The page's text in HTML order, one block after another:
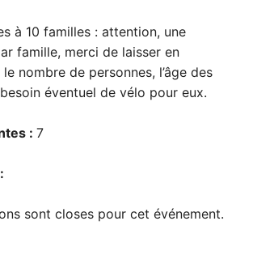
à 10 familles : attention, une
famille, merci de laisser en
nombre de personnes, l’âge des
éventuel de vélo pour eux.
: 7
sont closes pour cet événement.